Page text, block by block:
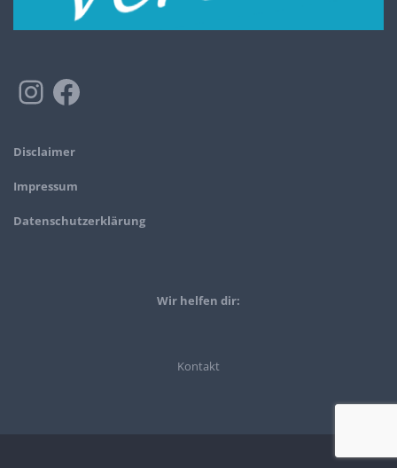
Disclaimer
Impressum
Datenschutzerklärung
Wir helfen dir:
Kontakt